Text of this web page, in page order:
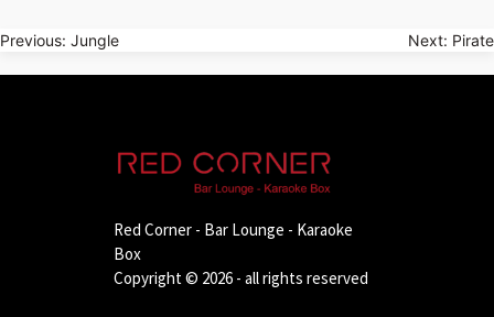
Navigation
de
Previous: Jungle Next: Pirate
Red Corner - Bar Lounge - Karaoke
Box
Copyright © 2026 - all rights reserved